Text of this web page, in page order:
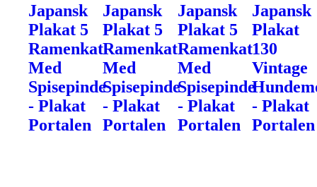
Japansk
Plakat 5
Ramenkat
Med
Spisepinde
- Plakat
Portalen
Japansk
Plakat 5
Ramenkat
Med
Spisepinde
- Plakat
Portalen
Japansk
Plakat 5
Ramenkat
Med
Spisepinde
- Plakat
Portalen
Japansk
Plakat
130
Vintage
- Plakat
Portalen